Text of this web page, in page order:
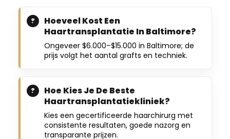
Hoeveel Kost Een
Haartransplantatie In Baltimore?
Ongeveer $6.000–$15.000 in Baltimore; de
prijs volgt het aantal grafts en techniek.
Hoe Kies Je De Beste
Haartransplantatiekliniek?
Kies een gecertificeerde haarchirurg met
consistente resultaten, goede nazorg en
transparante prijzen.